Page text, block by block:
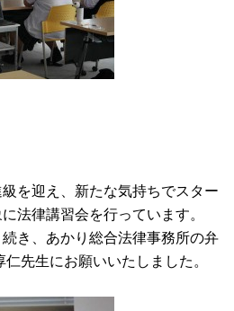
を迎え、新たな気持ちでスター
法律講習会を行っています。
き、あかり総合法律事務所の弁
先生にお願いいたしました。